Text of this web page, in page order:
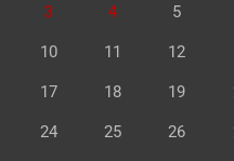
3 4 5
10 11 12
17 18 19
24 25 26